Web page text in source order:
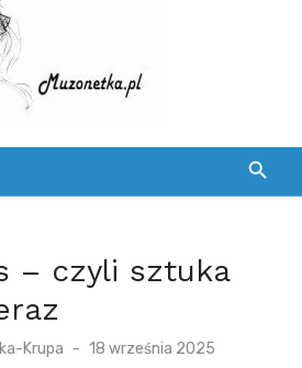
– czyli sztuka
Krupa
P
18 września 2025